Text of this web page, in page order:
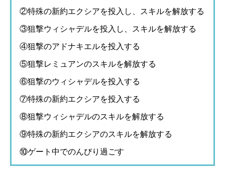
②特殊の新約エクシアを投入し、スキルを解放する
③狙撃ウィシャデルを投入し、スキルを解放する
④狙撃のアドナキエルを投入する
⑤狙撃レミュアンのスキルを解放する
⑥狙撃のウィシャデルを投入する
⑦特殊の新約エクシアを投入する
⑧狙撃ウィシャデルのスキルを解放する
⑨特殊の新約エクシアのスキルを解放する
⑩ゲート中でのんびり過ごす